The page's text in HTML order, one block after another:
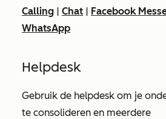
Calling | Chat | Facebook
WhatsApp
Helpdesk
Gebruik de helpdesk om je
te consolideren en meerdere